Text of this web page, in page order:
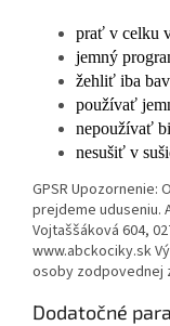
prať v celku
jemný
žehliť iba
používať
nepoužívať
nesušiť v
GPSR
prejdeme uduseniu.
Vojtaššáková 604,
www.abckociky.sk
osoby zodpovednej
Dodatočné